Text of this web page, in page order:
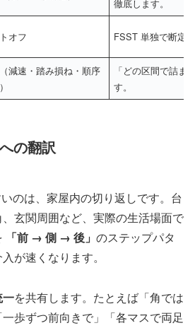
徹底します。
オフ FSST 単独で断定
減速・踏み損ね・順序
「どの区間で詰ま
す。
の翻訳
のは、家屋内の切り返しです。台
玄関周囲など、実際の生活場面で
「前 → 側 → 後」 のステップパタ
が速くなります。
一を共有します。たとえば「角では
歩ずつ前向きで」「各マスで両足